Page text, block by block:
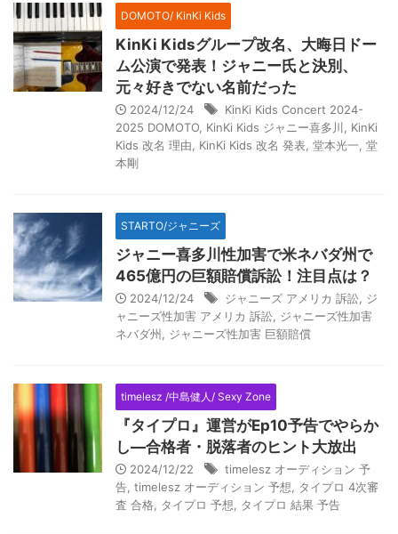
DOMOTO/ KinKi Kids
KinKi Kidsグループ改名、大晦日ドー
ム公演で発表！ジャニー氏と決別、
元々好きでない名前だった
2024/12/24
KinKi Kids Concert 2024-
2025 DOMOTO KinKi Kids ジャニー喜多川
KinKi
Kids 改名 理由
KinKi Kids 改名 発表 堂本光一 堂
本剛
STARTO/ジャニーズ
ジャニー喜多川性加害で米ネバダ州で
465億円の巨額賠償訴訟！注目点は？
2024/12/24 ジャニーズ アメリカ 訴訟 ジ
ャニーズ性加害 アメリカ 訴訟 ジャニーズ性加害
ネバダ州
ジャニーズ性加害 巨額賠償
timelesz /中島健人/ Sexy Zone
『タイプロ』運営がEp10予告でやらか
し―合格者・脱落者のヒント大放出
2024/12/22
timelesz オーディション 予
告 timelesz オーディション 予想
タイプロ 4次審
査 合格
タイプロ 予想 タイプロ 結果 予告